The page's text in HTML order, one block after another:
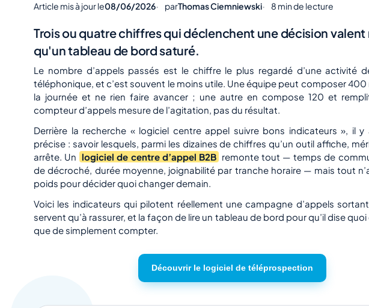
Article mis à jour le08/06/2026 parThomas Ciemniewski 8 min de lecture
Trois ou quatre chiffres qui déclenchent une décision valent
qu'un tableau de bord saturé.
Le nombre d’appels passés est le chiffre le plus regardé d’une activité
téléphonique, et c’est souvent le moins utile. Une équipe peut composer 400
la journée et ne rien faire avancer ; une autre en compose 120 et
compteur d’appels mesure de l’agitation, pas du résultat.
Derrière la recherche « logiciel centre appel suivre bons indicateurs », il
précise : savoir lesquels, parmi les dizaines de chiffres qu’un outil affiche,
arrête. Un logiciel de centre d’appel B2B remonte tout — temps de
de décroché, durée moyenne, joignabilité par tranche horaire — mais tout
poids pour décider quoi changer demain.
Voici les indicateurs qui pilotent réellement une campagne d’appels
servent qu’à rassurer, et la façon de lire un tableau de bord pour qu’il dise
que de simplement compter.
Découvrir le logiciel de téléprospection